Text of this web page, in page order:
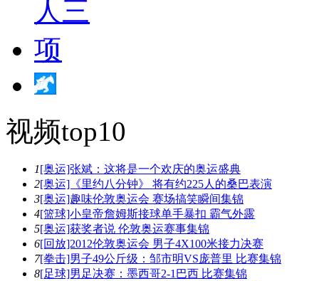
视频top10
1[奥运]张斌：这将是一个欢庆的奥运盛典
2[奥运]《里约八分钟》 将有约225人的桑巴表演
3[奥运]趣味伦敦奥运会 赛场搞笑瞬间集锦
4[篮球]小皇帝詹姆斯接球单手暴扣 霸气外露
5[奥运]获奖者说 伦敦奥运赛事集锦
6[回放]2012伦敦奥运会 男子4X100米接力决赛
7[拳击]男子49公斤级：邹市明VS庞普里 比赛集锦
8[足球]男足决赛：墨西哥2-1巴西 比赛集锦